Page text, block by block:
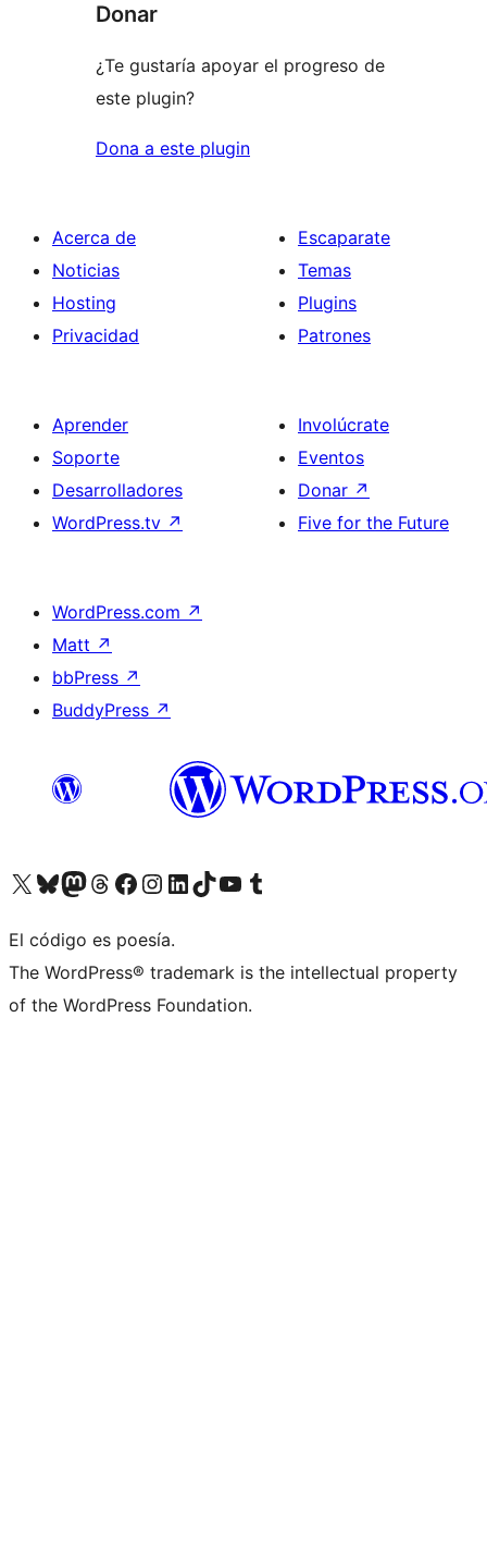
Donar
¿Te gustaría apoyar el progreso de
este plugin?
Dona a este plugin
Acerca de
Noticias
Hosting
Privacidad
Escaparate
Temas
Plugins
Patrones
Aprender
Soporte
Desarrolladores
WordPress.tv ↗
Involúcrate
Eventos
Donar ↗
Five for the Future
WordPress.com ↗
Matt ↗
bbPress ↗
BuddyPress ↗
Visita nuestra cuenta de X (anteriormente Twitter)
Visita nuestra cuenta de Bluesky
Visita nuestra cuenta de Mastodon
Visita nuestra cuenta de Threads
Visita nuestra página de Facebook
Visita nuestra cuenta de Instagram
Visita nuestra cuenta de LinkedIn
Visita nuestra cuenta de TikTok
Visita nuestro canal de YouTube
Visita nuestra cuenta de Tumblr
El código es poesía.
The WordPress® trademark is the intellectual property
of the WordPress Foundation.